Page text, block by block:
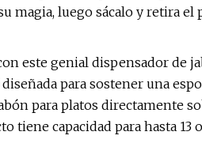
magia, luego sácalo y retira
este genial dispensador de
para sostener una
para platos directamente
tiene capacidad para hasta 13